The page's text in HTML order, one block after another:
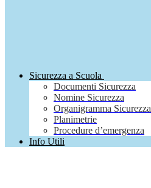
Sicurezza a Scuola
Documenti Sicurezza
Nomine Sicurezza
Organigramma Sicurezza
Planimetrie
Procedure d’emergenza
Info Utili